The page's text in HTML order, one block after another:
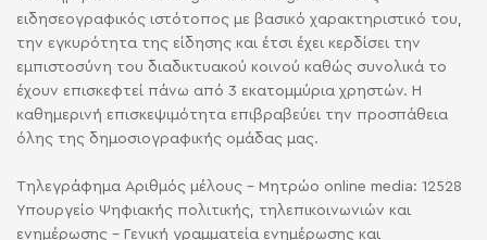
ειδησεογραφικός ιστότοπος με βασικό χαρακτηριστικό του,
την εγκυρότητα της είδησης και έτσι έχει κερδίσει την
εμπιστοσύνη του διαδικτυακού κοινού καθώς συνολικά το
έχουν επισκεφτεί πάνω από 3 εκατομμύρια χρηστών. Η
καθημερινή επισκεψιμότητα επιβραβεύει την προσπάθεια
όλης της δημοσιογραφικής ομάδας μας.
Τηλεγράφημα Αριθμός μέλους - Μητρώο online media: 12528
Υπουργείο Ψηφιακής πολιτικής, τηλεπικοινωνιών και
ενημέρωσης - Γενική γραμματεία ενημέρωσης και